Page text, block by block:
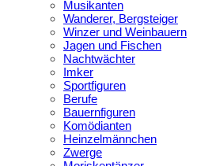
Musikanten
Wanderer, Bergsteiger
Winzer und Weinbauern
Jagen und Fischen
Nachtwächter
Imker
Sportfiguren
Berufe
Bauernfiguren
Komödianten
Heinzelmännchen
Zwerge